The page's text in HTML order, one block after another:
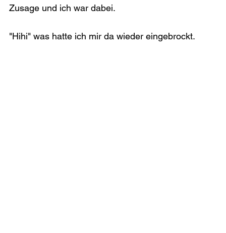
Zusage und ich war dabei.
"Hihi" was hatte ich mir da wieder eingebrockt.